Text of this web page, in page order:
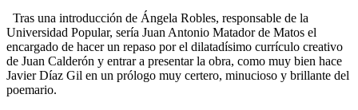
Tras una introducción de Ángela Robles, responsable de la
Universidad Popular, sería Juan Antonio Matador de Matos el
encargado de hacer un repaso por el dilatadísimo currículo creativo
de Juan Calderón y entrar a presentar la obra, como muy bien hace
Javier Díaz Gil en un prólogo muy certero, minucioso y brillante del
poemario.